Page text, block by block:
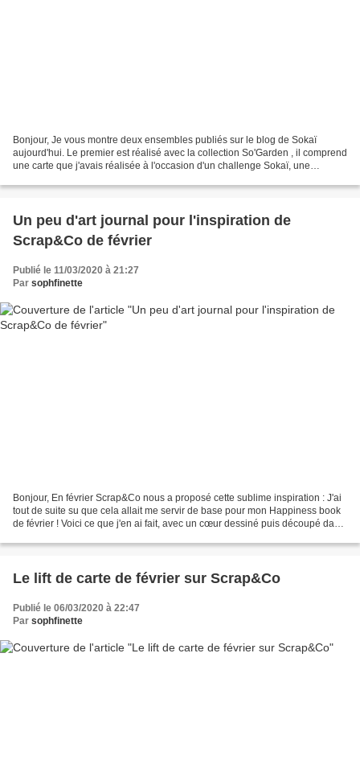
Bonjour, Je vous montre deux ensembles publiés sur le blog de Sokaï
aujourd'hui. Le premier est réalisé avec la collection So'Garden , il comprend
une carte que j'avais réalisée à l'occasion d'un challenge Sokaï, une
Un peu d'art journal pour l'inspiration de
Scrap&Co de février
Publié le 11/03/2020 à 21:27
Par sophfinette
Bonjour, En février Scrap&Co nous a proposé cette sublime inspiration : J'ai
tout de suite su que cela allait me servir de base pour mon Happiness book
de février ! Voici ce que j'en ai fait, avec un cœur dessiné puis découpé dans
Le lift de carte de février sur Scrap&Co
Publié le 06/03/2020 à 22:47
Par sophfinette